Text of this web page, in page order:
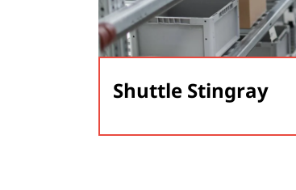
Shuttle Stingray